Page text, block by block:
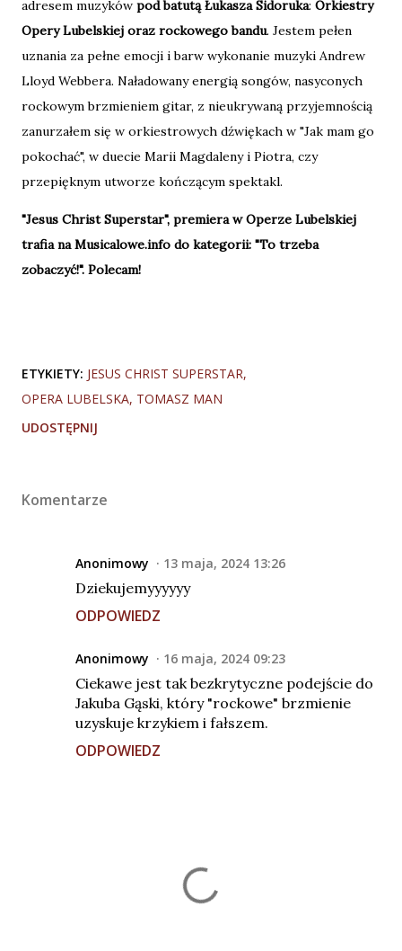
adresem muzyków pod batutą Łukasza Sidoruka: Orkiestry
Opery Lubelskiej oraz rockowego bandu. Jestem pełen
uznania za pełne emocji i barw wykonanie muzyki Andrew
Lloyd Webbera. Naładowany energią songów, nasyconych
rockowym brzmieniem gitar, z nieukrywaną przyjemnością
zanurzałem się w orkiestrowych dźwiękach w "Jak mam go
pokochać", w duecie Marii Magdaleny i Piotra, czy
przepięknym utworze kończącym spektakl.
"Jesus Christ Superstar", premiera w Operze Lubelskiej
trafia na Musicalowe.info do kategorii: "To trzeba
zobaczyć!". Polecam!
ETYKIETY: JESUS CHRIST SUPERSTAR
OPERA LUBELSKA TOMASZ MAN
UDOSTĘPNIJ
Komentarze
Anonimowy 13 maja, 2024 13:26
Dziekujemyyyyyy
ODPOWIEDZ
Anonimowy 16 maja, 2024 09:23
Ciekawe jest tak bezkrytyczne podejście do
Jakuba Gąski, który "rockowe" brzmienie
uzyskuje krzykiem i fałszem.
ODPOWIEDZ